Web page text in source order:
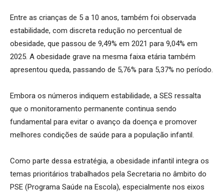
Entre as crianças de 5 a 10 anos, também foi observada
estabilidade, com discreta redução no percentual de
obesidade, que passou de 9,49% em 2021 para 9,04% em
2025. A obesidade grave na mesma faixa etária também
apresentou queda, passando de 5,76% para 5,37% no período.
Embora os números indiquem estabilidade, a SES ressalta
que o monitoramento permanente continua sendo
fundamental para evitar o avanço da doença e promover
melhores condições de saúde para a população infantil.
Como parte dessa estratégia, a obesidade infantil integra os
temas prioritários trabalhados pela Secretaria no âmbito do
PSE (Programa Saúde na Escola), especialmente nos eixos